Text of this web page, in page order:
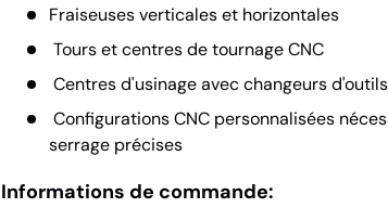
Fraiseuses verticales et horizontales
Tours et centres de tournage CNC
Centres d'usinage avec changeurs
Configurations CNC personnalisées
serrage précises
Informations de commande: